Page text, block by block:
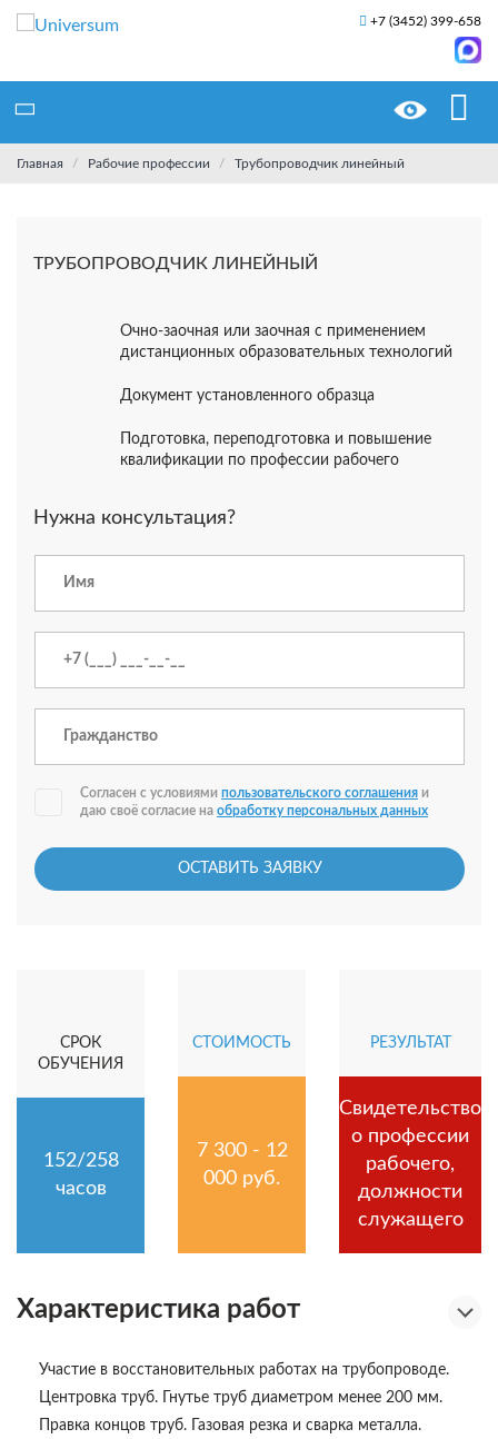
+7 (3452) 399-658
Главная Рабочие профессии Трубопроводчик линейный
ТРУБОПРОВОДЧИК ЛИНЕЙНЫЙ
Очно-заочная или заочная с применением
дистанционных образовательных технологий
Документ установленного образца
Подготовка, переподготовка и повышение
квалификации по профессии рабочего
Нужна консультация?
Согласен с условиями пользовательского соглашения и
даю своё согласие на обработку персональных данных
ОСТАВИТЬ ЗАЯВКУ
СРОК
ОБУЧЕНИЯ
152/258
часов
СТОИМОСТЬ
7 300 - 12
000 руб.
РЕЗУЛЬТАТ
Свидетельство
о профессии
рабочего,
должности
служащего
Характеристика работ
Участие в восстановительных работах на трубопроводе.
Центровка труб. Гнутье труб диаметром менее 200 мм.
Правка концов труб. Газовая резка и сварка металла.